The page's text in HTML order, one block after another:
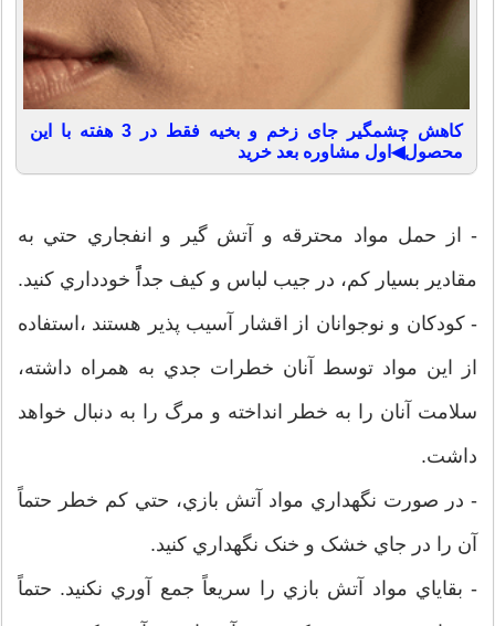
کاهش چشمگیر جای زخم و بخیه فقط در 3 هفته با این
محصول◀اول مشاوره بعد خرید
- از حمل مواد محترقه و آتش گير و انفجاري حتي به
مقادير بسيار کم، در جيب لباس و کيف جداًً خودداري کنيد.
- کودکان و نوجوانان از اقشار آسيب پذير هستند ،استفاده
از اين مواد توسط آنان خطرات جدي به همراه داشته،
سلامت آنان را به خطر انداخته و مرگ را به دنبال خواهد
داشت.
- در صورت نگهداري مواد آتش بازي، حتي کم خطر حتماً
آن را در جاي خشک و خنک نگهداري کنيد.
- بقاياي مواد آتش بازي را سريعاً جمع آوري نکنيد. حتماً